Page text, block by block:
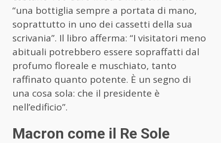
“una bottiglia sempre a portata di mano,
soprattutto in uno dei cassetti della sua
scrivania”. Il libro afferma: “I visitatori meno
abituali potrebbero essere sopraffatti dal
profumo floreale e muschiato, tanto
raffinato quanto potente. È un segno di
una cosa sola: che il presidente è
nell’edificio”.
Macron come il Re Sole